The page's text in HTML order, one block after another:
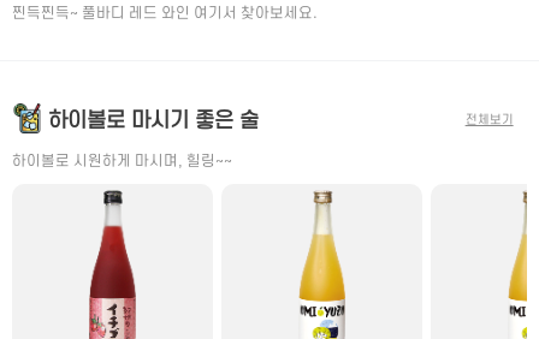
찐득찐득~ 풀바디 레드 와인 여기서 찾아보세요.
전체보기
하이볼로 마시기 좋은 술
하이볼로 시원하게 마시며, 힐링~~